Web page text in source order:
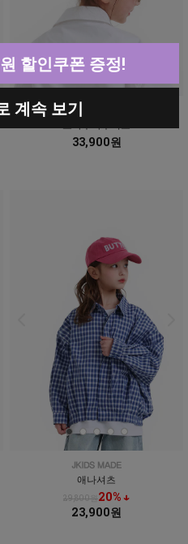
33,900원
애나셔츠
29,800원20% ↓
23,900원
할인쿠폰 증정!
계속 보기